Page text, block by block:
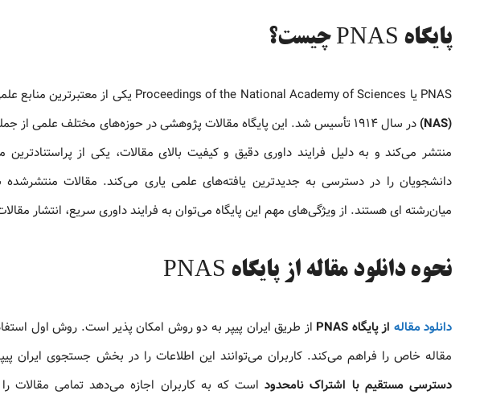
پایگاه PNAS چیست؟
PNAS یا Proceedings of the National Academy of Sciences یکی از معتبرترین منابع علمی در جهان است که توسط
(NAS)
در سال ۱۹۱۴ تأسیس شد. این پایگاه مقالات پژوهشی در حوزه‌های مختلف علمی
منتشر می‌کند و به دلیل فرایند داوری دقیق و کیفیت بالای مقالات، یکی از
دانشجویان را در دسترسی به جدیدترین یافته‌های علمی یاری می‌کند. مقالات
میان‌رشته‌ ای هستند. از ویژگی‌های مهم این پایگاه می‌توان به فرایند داوری سریع، انتشار
نحوه دانلود مقاله از پایگاه PNAS
دانلود مقاله از پایگاه PNAS از طریق ایران پیپر به دو روش امکان‌ پذیر است. روش اول
مقاله خاص را فراهم می‌کند. کاربران می‌توانند این اطلاعات را در بخش جستجوی ایران
دسترسی مستقیم با اشتراک نامحدوداست که به کاربران اجازه می‌دهد تمامی مقالات